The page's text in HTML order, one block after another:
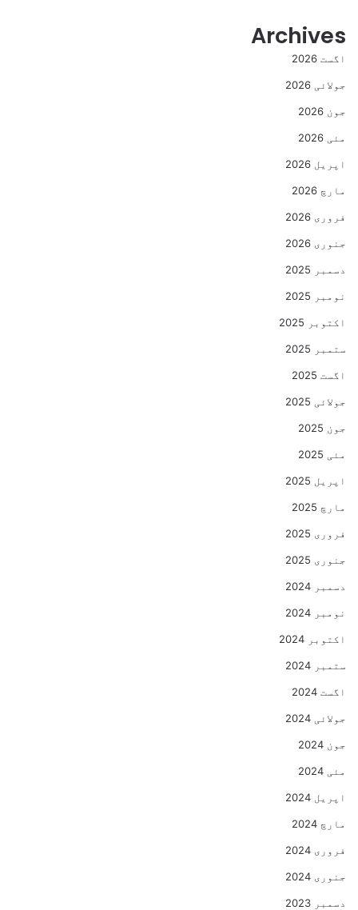
Archives
اگست 2026
جولائی 2026
جون 2026
مئی 2026
اپریل 2026
مارچ 2026
فروری 2026
جنوری 2026
دسمبر 2025
نومبر 2025
اکتوبر 2025
ستمبر 2025
اگست 2025
جولائی 2025
جون 2025
مئی 2025
اپریل 2025
مارچ 2025
فروری 2025
جنوری 2025
دسمبر 2024
نومبر 2024
اکتوبر 2024
ستمبر 2024
اگست 2024
جولائی 2024
جون 2024
مئی 2024
اپریل 2024
مارچ 2024
فروری 2024
جنوری 2024
دسمبر 2023